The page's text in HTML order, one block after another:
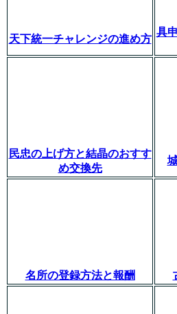
天下統一チャレンジの進め方
具
民忠の上げ方と結晶のおすす
め交換先
名所の登録方法と報酬